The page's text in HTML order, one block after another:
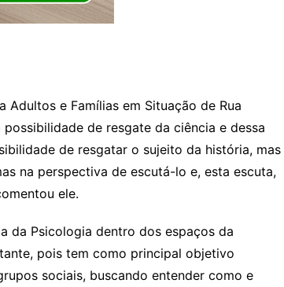
e Famílias em Situação de Rua
de resgate da ciência e dessa
de resgatar o sujeito da história, mas
na perspectiva de escutá-lo e, esta escuta,
ele.
da Psicologia dentro dos espaços da
pois tem como principal objetivo
sociais, buscando entender como e